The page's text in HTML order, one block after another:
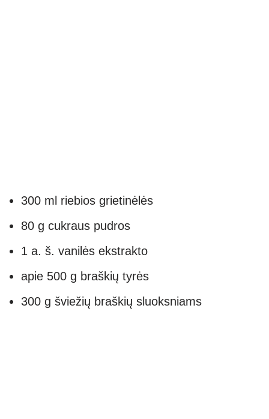
300 ml riebios grietinėlės
80 g cukraus pudros
1 a. š. vanilės ekstrakto
apie 500 g braškių tyrės
300 g šviežių braškių sluoksniams